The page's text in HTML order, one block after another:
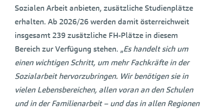
Sozialen Arbeit anbieten, zusätzliche Studienplätze
erhalten. Ab 2026/26 werden damit österreichweit
insgesamt 239 zusätzliche FH-Plätze in diesem
Bereich zur Verfügung stehen. „Es handelt sich um
einen wichtigen Schritt, um mehr Fachkräfte in der
Sozialarbeit hervorzubringen. Wir benötigen sie in
vielen Lebensbereichen, allen voran an den Schulen
und in der Familienarbeit – und das in allen Regionen